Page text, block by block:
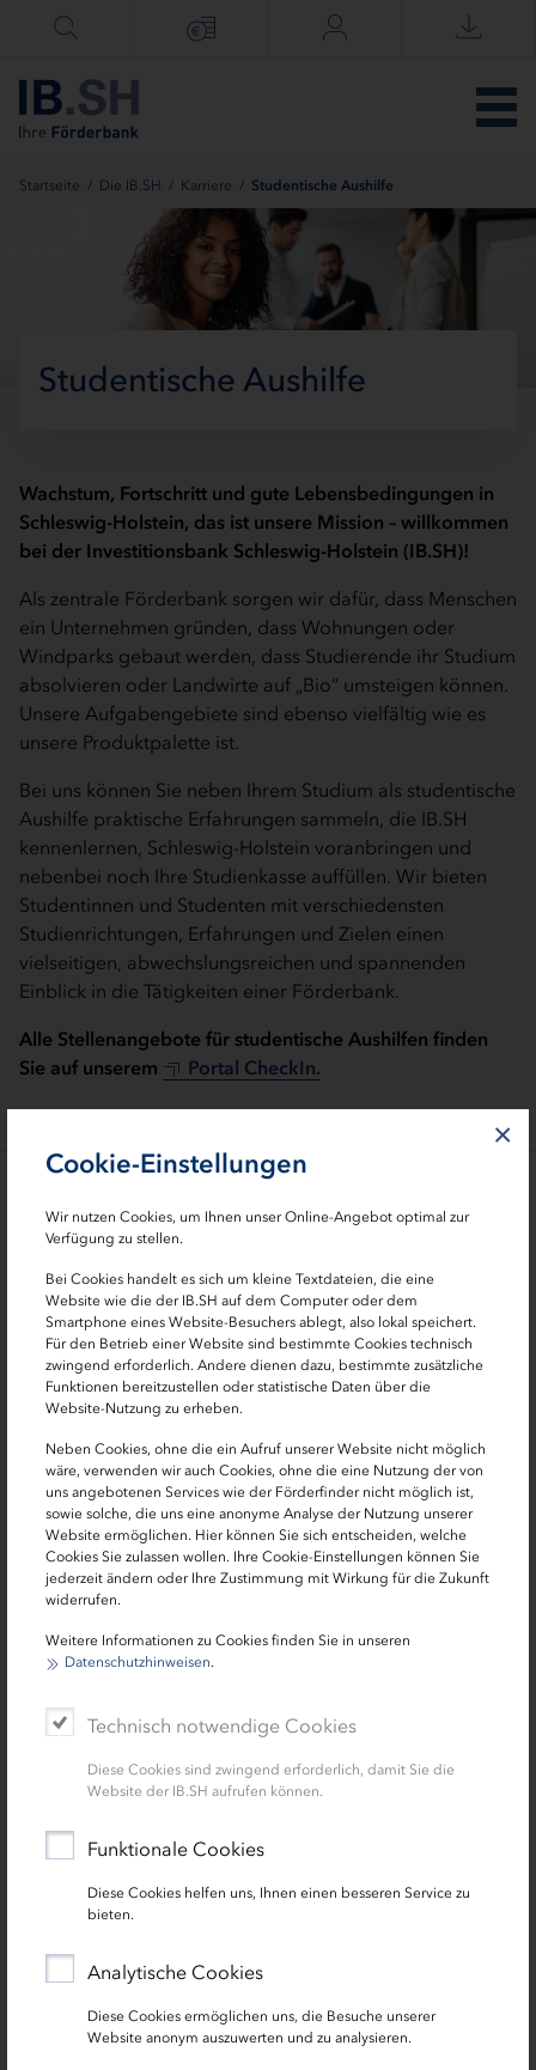
Cookie-Einstellungen
Wir nutzen Cookies, um Ihnen unser Online-Angebot optimal zur
Verfügung zu stellen.
Bei Cookies handelt es sich um kleine Textdateien, die eine
Website wie die der IB.SH auf dem Computer oder dem
Smartphone eines Website-Besuchers ablegt, also lokal speichert.
Für den Betrieb einer Website sind bestimmte Cookies technisch
zwingend erforderlich. Andere dienen dazu, bestimmte zusätzliche
Funktionen bereitzustellen oder statistische Daten über die
Website-Nutzung zu erheben.
Neben Cookies, ohne die ein Aufruf unserer Website nicht möglich
wäre, verwenden wir auch Cookies, ohne die eine Nutzung der von
uns angebotenen Services wie der Förderfinder nicht möglich ist,
sowie solche, die uns eine anonyme Analyse der Nutzung unserer
Website ermöglichen. Hier können Sie sich entscheiden, welche
Cookies Sie zulassen wollen. Ihre Cookie-Einstellungen können Sie
jederzeit ändern oder Ihre Zustimmung mit Wirkung für die Zukunft
widerrufen.
Weitere Informationen zu Cookies finden Sie in unseren
Datenschutzhinweisen.
Technisch notwendige Cookies
Diese Cookies sind zwingend erforderlich, damit Sie die
Website der IB.SH aufrufen können.
Funktionale Cookies
Diese Cookies helfen uns, Ihnen einen besseren Service zu
bieten.
Analytische Cookies
Diese Cookies ermöglichen uns, die Besuche unserer
Website anonym auszuwerten und zu analysieren.
×
Menü überspringen
Startseite / Die IB.SH / Karriere / Studentische Aushilfe
Studentische Aushilfe
Wachstum, Fortschritt und gute Lebensbedingungen in
Schleswig-Holstein, das ist unsere Mission – willkommen
bei der Investitionsbank Schleswig-Holstein (IB.SH)!
Als zentrale Förderbank sorgen wir dafür, dass Menschen
ein Unternehmen gründen, dass Wohnungen oder
Windparks gebaut werden, dass Studierende ihr Studium
absolvieren oder Landwirte auf „Bio“ umsteigen können.
Unsere Aufgabengebiete sind ebenso vielfältig wie es
unsere Produktpalette ist.
Bei uns können Sie neben Ihrem Studium als studentische
Aushilfe praktische Erfahrungen sammeln, die IB.SH
kennenlernen, Schleswig-Holstein voranbringen und
nebenbei noch Ihre Studienkasse auffüllen. Wir bieten
Studentinnen und Studenten mit verschiedensten
Studienrichtungen, Erfahrungen und Zielen einen
vielseitigen, abwechslungsreichen und spannenden
Einblick in die Tätigkeiten einer Förderbank.
Alle Stellenangebote für studentische Aushilfen finden
Sie auf unserem
Portal CheckIn.
Bei Fragen hilft
Claire Nekonejad
stellv. Personalleiterin und Personalreferentin für die
Bereiche Recht, Treasury und Personal
0431 9905-3212
Miriam Seidel
Personalreferentin für die Bereiche Organisation &
Governance, Unternehmenscontrolling und Interreg
Baltic Sea Region
0431 9905-2705